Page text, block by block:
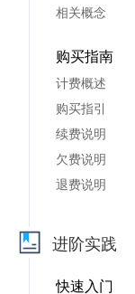
相关概念
购买指南
计费概述
购买指引
续费说明
欠费说明
退费说明
进阶实践
快速入门